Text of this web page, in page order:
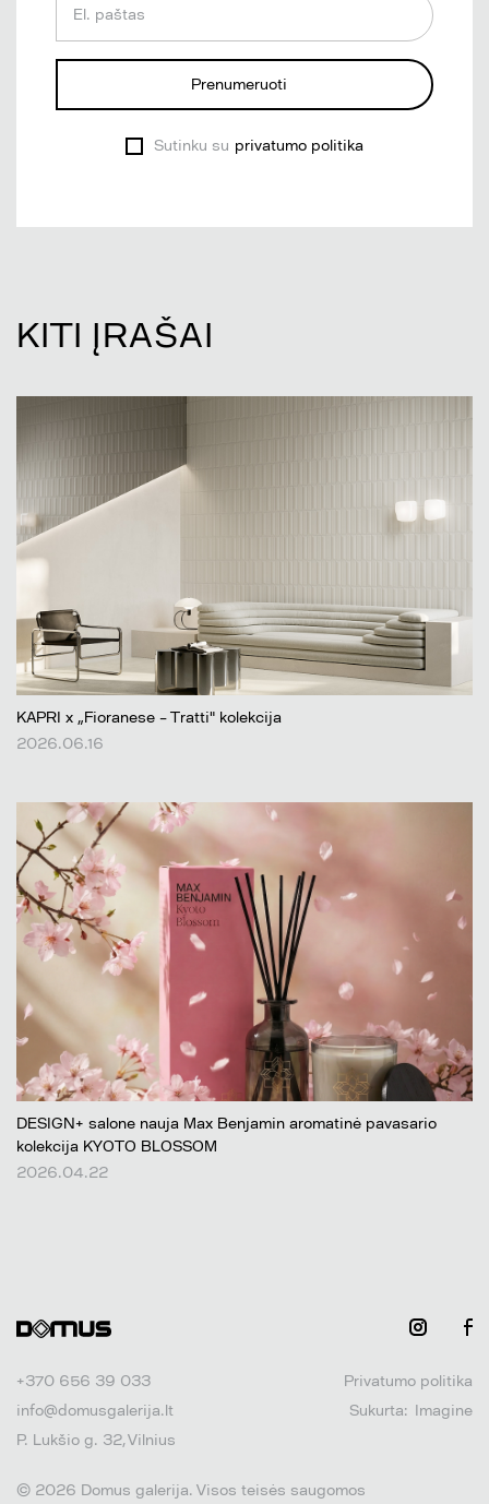
El. paštas
Prenumeruoti
Sutinku su privatumo politika
KITI ĮRAŠAI
KAPRI x „Fioranese – Tratti" kolekcija
2026.06.16
DESIGN+ salone nauja Max Benjamin aromatinė pavasario
kolekcija KYOTO BLOSSOM
2026.04.22
+370 656 39 033
info@domusgalerija.lt
P. Lukšio g. 32, Vilnius
Privatumo politika
Sukurta: Imagine
© 2026 Domus galerija. Visos teisės saugomos